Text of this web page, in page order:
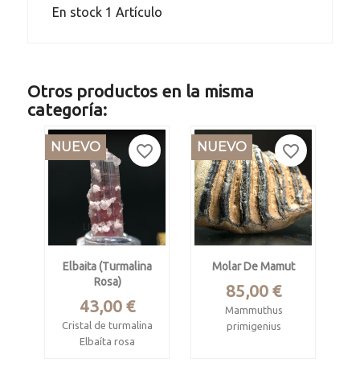
En stock 1 Artículo
Otros productos en la misma
categoría:
Elbaita (turmalina
Rosa)
Precio
43,00 €
Cristal de turmalina
Elbaíta rosa
NUEVO favorite_border
Molar De Mamut
Precio
85,00 €
Mammuthus
primigenius
NUEVO favorite_border